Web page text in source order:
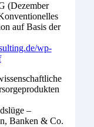
(Dezember
auf Basis der
wp-
–
Banken & Co.